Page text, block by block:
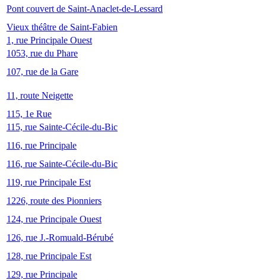
Pont couvert de Saint-Anaclet-de-Lessard
Vieux théâtre de Saint-Fabien
1, rue Principale Ouest
1053, rue du Phare
107, rue de la Gare
11, route Neigette
115, 1e Rue
115, rue Sainte-Cécile-du-Bic
116, rue Principale
116, rue Sainte-Cécile-du-Bic
119, rue Principale Est
1226, route des Pionniers
124, rue Principale Ouest
126, rue J.-Romuald-Bérubé
128, rue Principale Est
129, rue Principale